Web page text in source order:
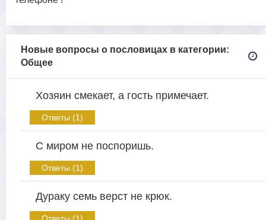
Новые вопросы о пословицах в категории:
Общее
Хозяин смекает, а гость примечает.
Ответы (1)
С миром не поспоришь.
Ответы (1)
Дураку семь верст не крюк.